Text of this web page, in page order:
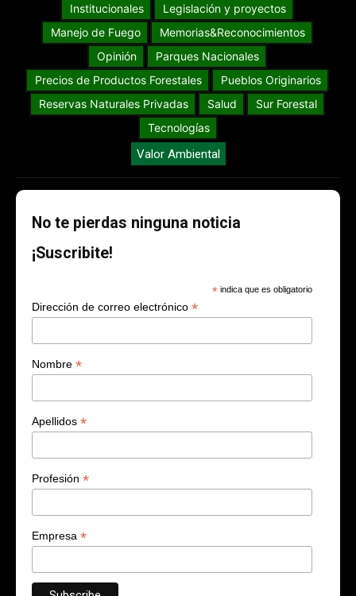
Institucionales
Legislación y proyectos
Manejo de Fuego
Memorias&Reconocimientos
Opinión
Parques Nacionales
Precios de Productos Forestales
Pueblos Originarios
Reservas Naturales Privadas
Salud
Sur Forestal
Tecnologías
Valor Ambiental
No te pierdas ninguna noticia
¡Suscribite!
* indica que es obligatorio
Dirección de correo electrónico *
Nombre *
Apellidos *
Profesión *
Empresa *